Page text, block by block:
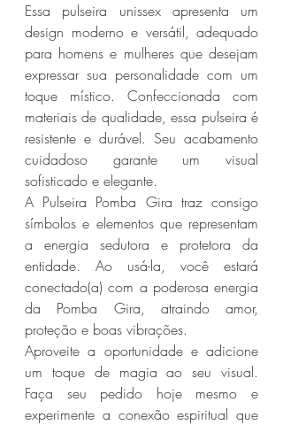
Essa pulseira unissex apresenta um
design moderno e versátil, adequado
para homens e mulheres que desejam
expressar sua personalidade com um
toque místico. Confeccionada com
materiais de qualidade, essa pulseira é
resistente e durável. Seu acabamento
cuidadoso garante um visual
sofisticado e elegante.
A Pulseira Pomba Gira traz consigo
símbolos e elementos que representam
a energia sedutora e protetora da
entidade. Ao usá-la, você estará
conectado(a) com a poderosa energia
da Pomba Gira, atraindo amor,
proteção e boas vibrações.
Aproveite a oportunidade e adicione
um toque de magia ao seu visual.
Faça seu pedido hoje mesmo e
experimente a conexão espiritual que